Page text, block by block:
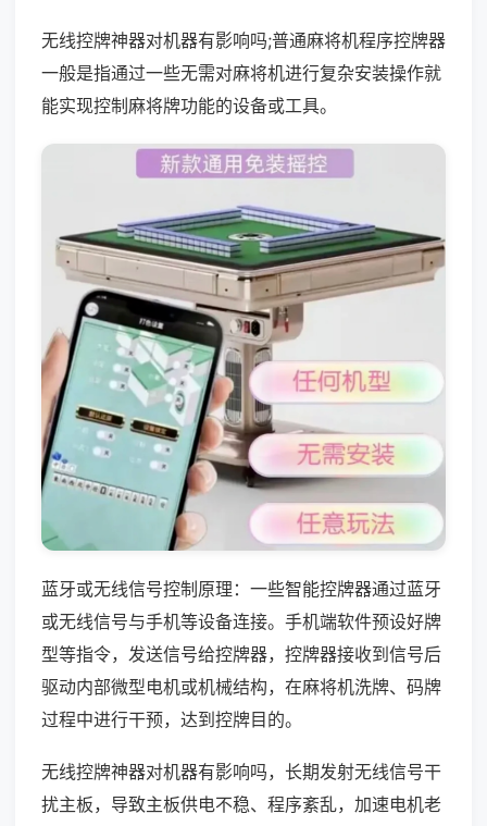
无线控牌神器对机器有影响吗;普通麻将机程序控牌器
一般是指通过一些无需对麻将机进行复杂安装操作就
能实现控制麻将牌功能的设备或工具。
蓝牙或无线信号控制原理：一些智能控牌器通过蓝牙
或无线信号与手机等设备连接。手机端软件预设好牌
型等指令，发送信号给控牌器，控牌器接收到信号后
驱动内部微型电机或机械结构，在麻将机洗牌、码牌
过程中进行干预，达到控牌目的。
无线控牌神器对机器有影响吗，长期发射无线信号干
扰主板，导致主板供电不稳、程序紊乱，加速电机老